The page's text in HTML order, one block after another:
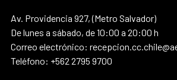
Av. Providencia 927, (Metro Salvador)
De lunes a sábado, de 10:00 a 20:00 h
Correo electrónico:
Teléfono: +562 2795 9700